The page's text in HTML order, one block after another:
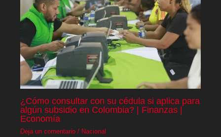
¿Cómo consultar con su cédula si aplica para
algún subsidio en Colombia? | Finanzas |
Economía
Deja un comentario / Nacional